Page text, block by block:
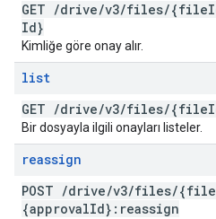
GET /drive/v3/files/{file
Id}
Kimliğe göre onay alır.
list
GET /drive/v3/files/{file
Bir dosyayla ilgili onayları listeler.
reassign
POST /drive/v3/files/{file
{approvalId}:reassign